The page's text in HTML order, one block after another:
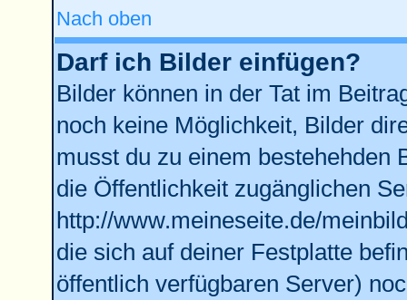
Nach oben
Darf ich Bilder einfügen?
Bilder können in der Tat im
noch keine Möglichkeit, Bilder
musst du zu einem bestehehden
die Öffentlichkeit zugänglichen
http://www.meineseite.de/
die sich auf deiner Festplatte
öffentlich verfügbaren Server)